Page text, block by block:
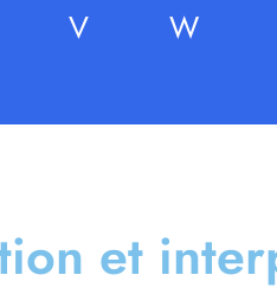
V W
et